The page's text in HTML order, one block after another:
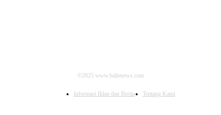
©2025 www.balienews.com
Informasi Iklan dan Berita Tentang Kami